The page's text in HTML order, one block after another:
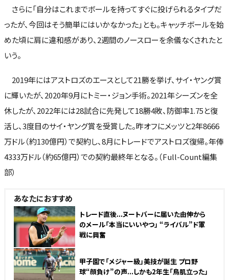
さらに「自分はこれまでボールを持ってすぐに投げられるタイプだ
ったが、今回はそう簡単にはいかなかった」とも。キャッチボールを始
めた頃に肩に違和感があり、2週間のノースローを余儀なくされたと
いう。
2019年にはアストロズのエースとして21勝を挙げ、サイ・ヤング賞
に輝いたが、2020年9月にトミー・ジョン手術。2021年シーズンを全
休したが、2022年には28試合に先発して18勝4敗、防御率1.75と復
活し、3度目のサイ・ヤング賞を受賞した。昨オフにメッツと2年8666
万ドル（約130億円）で契約し、8月にトレードでアストロズ復帰。年俸
4333万ドル（約65億円）での契約最終年となる。（Full-Count編集
部）
あなたにおすすめ
トレード直後...ヌートバーに届いた由伸から
のメール「本当にいいやつ」 “ライバル”ド軍
戦に興奮
甲子園で「メジャー級」美技が誕生 プロ野
球“顔負け”の声...しかも2年生「鳥肌立った」